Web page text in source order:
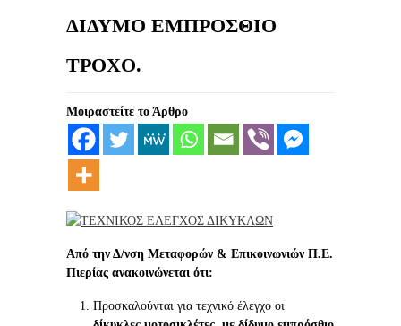
ΔΙΔΥΜΟ ΕΜΠΡΟΣΘΙΟ
ΤΡΟΧΟ.
Μοιραστείτε το Άρθρο
Από την Δ/νση Μεταφορών & Επικοινωνιών Π.Ε.
Πιερίας ανακοινώνεται ότι:
Προσκαλούνται για τεχνικό έλεγχο οι